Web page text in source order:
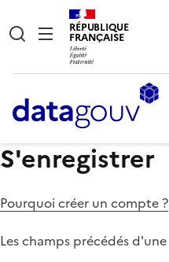
RÉPUBLIQUE
FRANÇAISE
S'enregistrer
Pourquoi créer un compte ?
Les champs précédés